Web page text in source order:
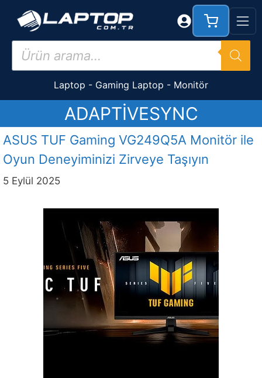
Products
search
Laptop - Gaming Laptop - Monitör
ADAPTIVESYNC
ASUS TUF Gaming VG249Q5A Monitör ile
Oyun Deneyiminizi Zirveye Taşıyın
5 Eylül 2025